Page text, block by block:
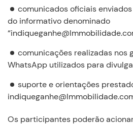
comunicados oficiais
do informativo denominado
comunicações realizadas nos
WhatsApp utilizados para
suporte e orientações
Os participantes poderão